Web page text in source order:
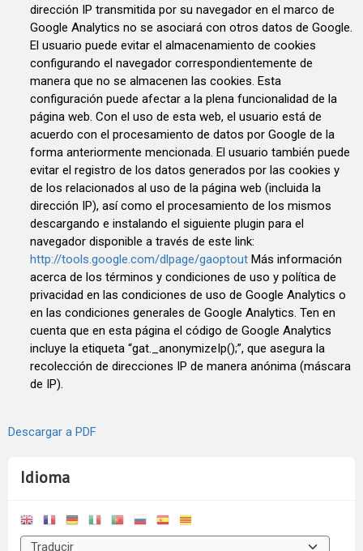
Idioma
dirección IP transmitida por su navegador en el marco de
Google Analytics no se asociará con otros datos de Google.
El usuario puede evitar el almacenamiento de cookies
configurando el navegador correspondientemente de
manera que no se almacenen las cookies. Esta
configuración puede afectar a la plena funcionalidad de la
página web. Con el uso de esta web, el usuario está de
acuerdo con el procesamiento de datos por Google de la
forma anteriormente mencionada. El usuario también puede
evitar el registro de los datos generados por las cookies y
de los relacionados al uso de la página web (incluida la
dirección IP), así como el procesamiento de los mismos
descargando e instalando el siguiente plugin para el
navegador disponible a través de este link:
http://tools.google.com/dlpage/gaoptout Más información
acerca de los términos y condiciones de uso y política de
privacidad en las condiciones de uso de Google Analytics o
en las condiciones generales de Google Analytics. Ten en
cuenta que en esta página el código de Google Analytics
incluye la etiqueta “gat._anonymizeIp();”, que asegura la
recolección de direcciones IP de manera anónima (máscara
de IP).
Descargar a PDF